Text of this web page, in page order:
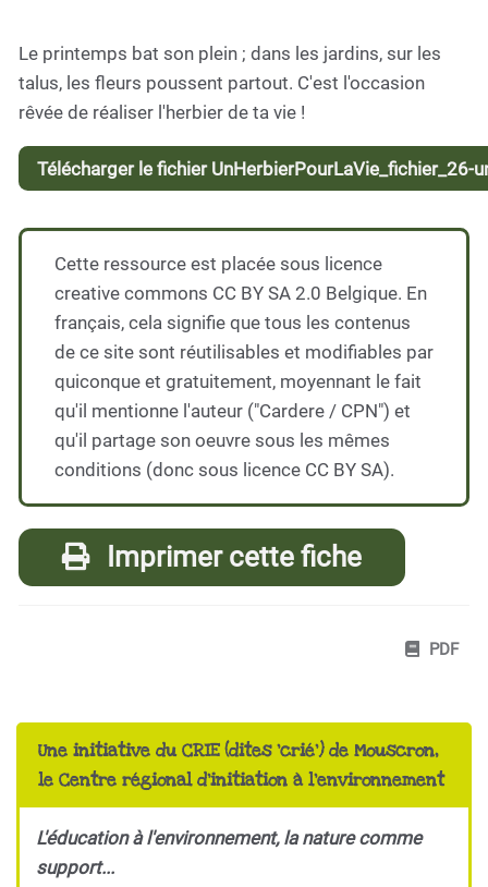
Le printemps bat son plein ; dans les jardins, sur les
talus, les fleurs poussent partout. C'est l'occasion
rêvée de réaliser l'herbier de ta vie !
Télécharger le fichier UnHerbierPourLaVie_fichier_26-
Cette ressource est placée sous licence
creative commons CC BY SA 2.0 Belgique. En
français, cela signifie que tous les contenus
de ce site sont réutilisables et modifiables par
quiconque et gratuitement, moyennant le fait
qu'il mentionne l'auteur ("Cardere / CPN") et
qu'il partage son oeuvre sous les mêmes
conditions (donc sous licence CC BY SA).
Imprimer cette fiche
PDF
Une initiative du CRIE (dites 'crié') de Mouscron,
le Centre régional d'initiation à l'environnement
L'éducation à l'environnement, la nature comme
support...